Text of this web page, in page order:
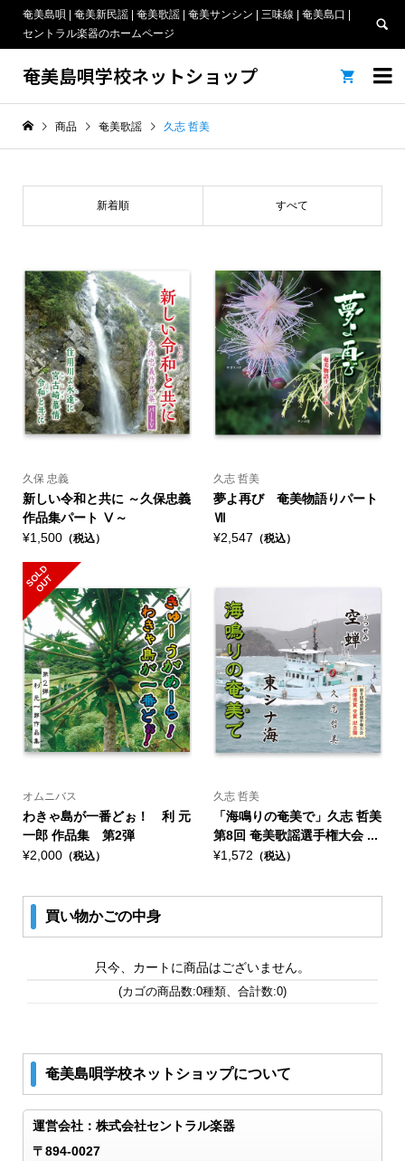
奄美島唄 | 奄美新民謡 | 奄美歌謡 | 奄美サンシン | 三味線 | 奄美島口 |
セントラル楽器のホームページ

奄美島唄学校ネットショップ 
商品 奄美歌謡 久志 哲美
新着順 すべて
久保 忠義
新しい令和と共に ～久保忠義
作品集パート Ⅴ～
¥1,500（税込）
久志 哲美
夢よ再び 奄美物語りパート
Ⅶ
¥2,547 （税込）
S
O
L
D
O
U
T
オムニバス
わきゃ島が一番どぉ！ 利 元
一郎 作品集 第2弾
¥2,000（税込）
久志 哲美
「海鳴りの奄美で」久志 哲美
第8回 奄美歌謡選手権大会 ...
¥1,572 （税込）
買い物かごの中身
只今、カートに商品はございません。
(カゴの商品数:0種類、合計数:0)
奄美島唄学校ネットショップについて
運営会社：株式会社セントラル楽器
〒894-0027